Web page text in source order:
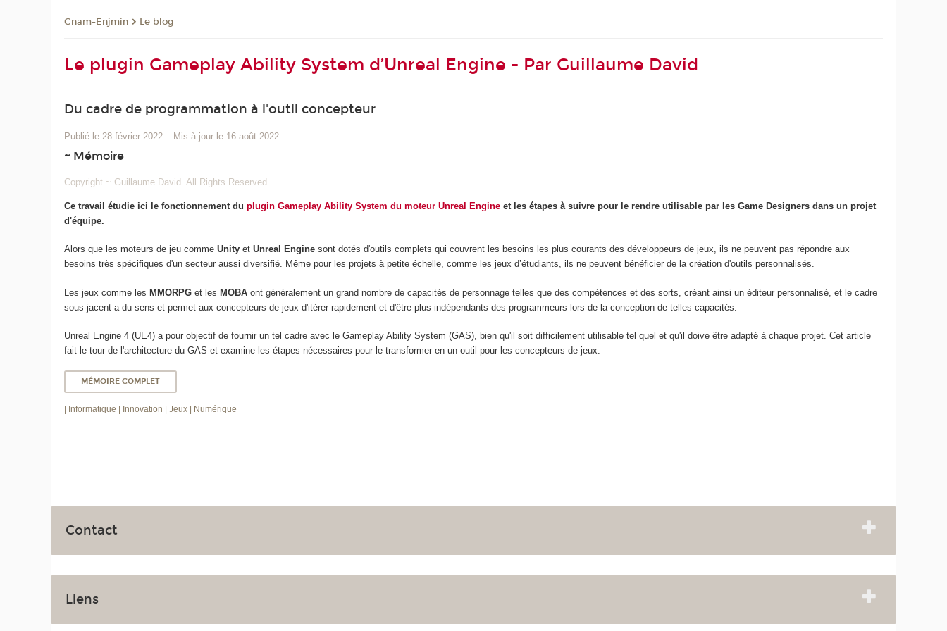
Cnam-Enjmin Le blog
Le plugin Gameplay Ability System d’Unreal Engine - Par Guillaume David
Du cadre de programmation à l'outil concepteur
Publié le 28 février 2022 – Mis à jour le 16 août 2022
~ Mémoire
Copyright ~ Guillaume David. All Rights Reserved.
Ce travail étudie ici le fonctionnement duplugin Gameplay Ability System du moteur Unreal Engine et les étapes à suivre pour le rendre utilisable par les Game Designers dans un projet
d'équipe.
Alors que les moteurs de jeu commeUnity et Unreal Engine sont dotés d'outils complets qui couvrent les besoins les plus courants des développeurs de jeux, ils ne peuvent pas répondre aux
besoins très spécifiques d'un secteur aussi diversifié. Même pour les projets à petite échelle, comme les jeux d’étudiants, ils ne peuvent bénéficier de la création d'outils personnalisés.
Les jeux comme lesMMORPGet lesMOBAont généralement un grand nombre de capacités de personnage telles que des compétences et des sorts, créant ainsi un éditeur personnalisé, et le cadre
sous-jacent a du sens et permet aux concepteurs de jeux d'itérer rapidement et d'être plus indépendants des programmeurs lors de la conception de telles capacités.
Unreal Engine 4 (UE4) a pour objectif de fournir un tel cadre avec le Gameplay Ability System (GAS), bien qu'il soit difficilement utilisable tel quel et qu'il doive être adapté à chaque projet. Cet article
fait le tour de l'architecture du GAS et examine les étapes nécessaires pour le transformer en un outil pour les concepteurs de jeux.
MÉMOIRE COMPLET
| Informatique | Innovation | Jeux | Numérique
Contact
Liens